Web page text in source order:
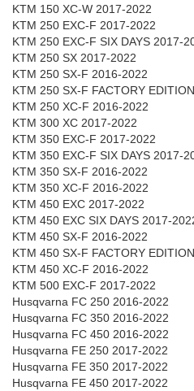
KTM 150 XC-W 2017-2022
KTM 250 EXC-F 2017-2022
KTM 250 EXC-F SIX DAYS 2017-
KTM 250 SX 2017-2022
KTM 250 SX-F 2016-2022
KTM 250 SX-F FACTORY
KTM 250 XC-F 2016-2022
KTM 300 XC 2017-2022
KTM 350 EXC-F 2017-2022
KTM 350 EXC-F SIX DAYS 2017-
KTM 350 SX-F 2016-2022
KTM 350 XC-F 2016-2022
KTM 450 EXC 2017-2022
KTM 450 EXC SIX DAYS 2017-
KTM 450 SX-F 2016-2022
KTM 450 SX-F FACTORY
KTM 450 XC-F 2016-2022
KTM 500 EXC-F 2017-2022
Husqvarna FC 250 2016-2022
Husqvarna FC 350 2016-2022
Husqvarna FC 450 2016-2022
Husqvarna FE 250 2017-2022
Husqvarna FE 350 2017-2022
Husqvarna FE 450 2017-2022